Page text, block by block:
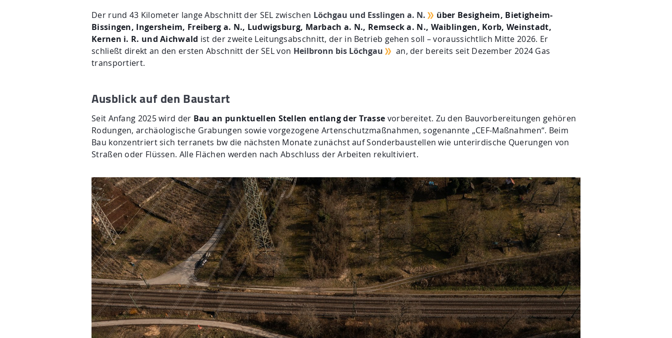
Der rund 43 Kilometer lange Abschnitt der SEL zwischen Löchgau und Esslingen a. N.
über Besigheim, Bietigheim-
Bissingen, Ingersheim, Freiberg a. N., Ludwigsburg, Marbach a. N., Remseck a. N., Waiblingen, Korb, Weinstadt,
Kernen i. R. und Aichwald ist der zweite Leitungsabschnitt, der in Betrieb gehen soll – voraussichtlich Mitte 2026. Er
schließt direkt an den ersten Abschnitt der SEL von Heilbronn bis Löchgau
an, der bereits seit Dezember 2024 Gas
transportiert.
Ausblick auf den Baustart
Seit Anfang 2025 wird der Bau an punktuellen Stellen entlang der Trasse vorbereitet. Zu den Bauvorbereitungen gehören
Rodungen, archäologische Grabungen sowie vorgezogene Artenschutzmaßnahmen, sogenannte „CEF-Maßnahmen“. Beim
Bau konzentriert sich terranets bw die nächsten Monate zunächst auf Sonderbaustellen wie unterirdische Querungen von
Straßen oder Flüssen. Alle Flächen werden nach Abschluss der Arbeiten rekultiviert.